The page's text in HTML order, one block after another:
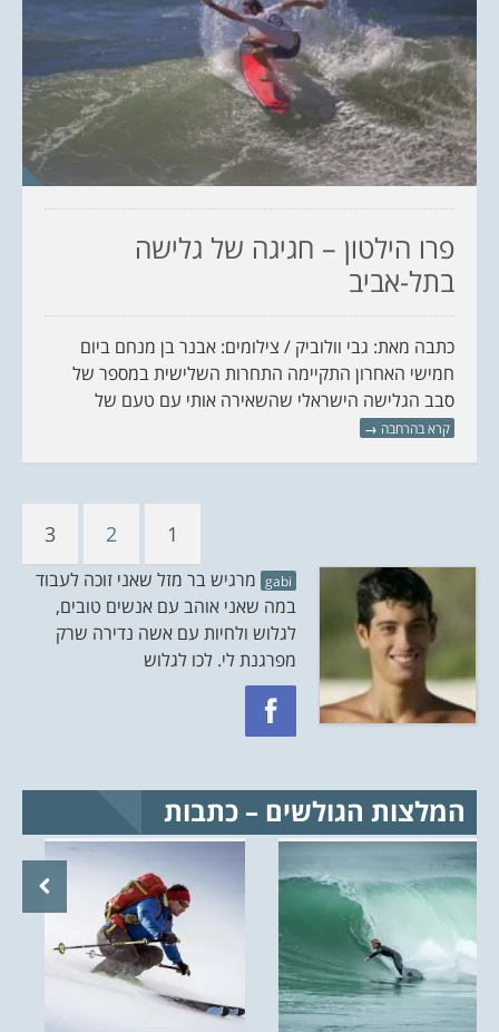
פרו הילטון – חגיגה של גלישה
בתל-אביב
כתבה מאת: גבי וולוביק / צילומים: אבנר בן מנחם ביום
חמישי האחרון התקיימה התחרות השלישית במספר של
סבב הגלישה הישראלי שהשאירה אותי עם טעם של
קרא בהרחבה →
1
2
3
gabi מרגיש בר מזל שאני זוכה לעבוד
במה שאני אוהב עם אנשים טובים,
לגלוש ולחיות עם אשה נדירה שרק
מפרגנת לי. לכו לגלוש
המלצות הגולשים – כתבות